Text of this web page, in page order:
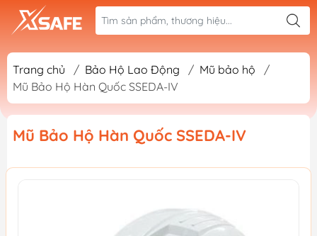
Trang chủ / Bảo Hộ Lao Động / Mũ bảo hộ
/
Mũ Bảo Hộ Hàn Quốc SSEDA-IV
Mũ Bảo Hộ Hàn Quốc SSEDA-IV